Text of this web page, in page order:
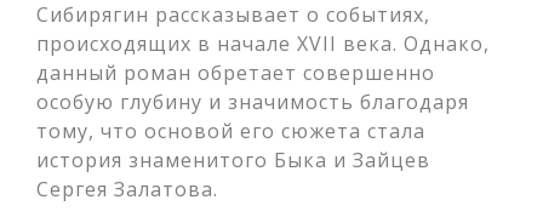
Сибирягин рассказывает о событиях,
происходящих в начале XVII века. Однако,
данный роман обретает совершенно
особую глубину и значимость благодаря
тому, что основой его сюжета стала
история знаменитого Быка и Зайцев
Сергея Залатова.